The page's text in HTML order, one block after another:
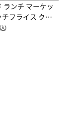
ランチ マーケッ
チフライス クル
半袖Ｔシャツ
）